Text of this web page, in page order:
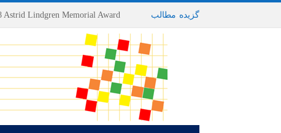
گزیده مطالب